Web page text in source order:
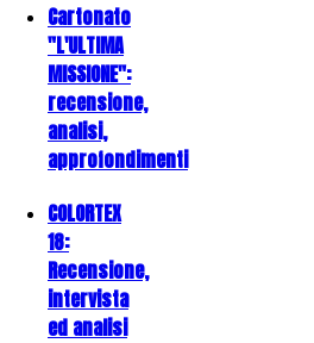
Cartonato
"L'ULTIMA
MISSIONE":
recensione,
analisi,
approfondimenti
COLORTEX
18:
Recensione,
intervista
ed analisi